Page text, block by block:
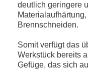
deutlich geringere
Brennschneiden.
Somit verfügt das
Werkstück bereits
Gefüge, das sich